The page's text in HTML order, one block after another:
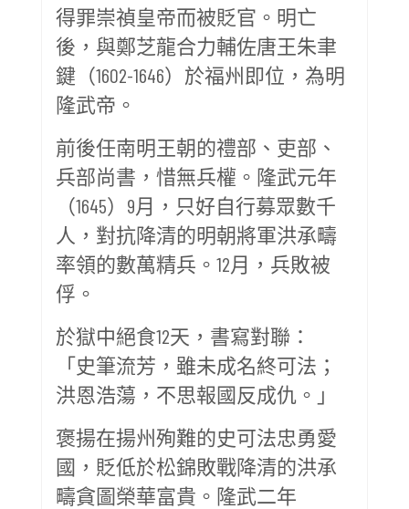
得罪崇禎皇帝而被貶官。明亡
後，與鄭芝龍合力輔佐唐王朱聿
鍵（1602-1646）於福州即位，為明
隆武帝。
前後任南明王朝的禮部、吏部、
兵部尚書，惜無兵權。隆武元年
（1645）9月，只好自行募眾數千
人，對抗降清的明朝將軍洪承疇
率領的數萬精兵。12月，兵敗被
俘。
於獄中絕食12天，書寫對聯：
「史筆流芳，雖未成名終可法；
洪恩浩蕩，不思報國反成仇。」
褒揚在揚州殉難的史可法忠勇愛
國，貶低於松錦敗戰降清的洪承
疇貪圖榮華富貴。隆武二年